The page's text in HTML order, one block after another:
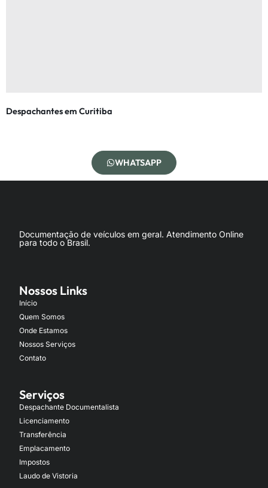
Despachantes em Curitiba
WHATSAPP
Documentação de veículos em geral. Atendimento Online
para todo o Brasil.
Nossos Links
Início
Quem Somos
Onde Estamos
Nossos Serviços
Contato
Serviços
Despachante Documentalista
Licenciamento
Transferência
Emplacamento
Impostos
Laudo de Vistoria